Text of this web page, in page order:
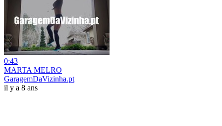
0:43
MARTA MELRO
GaragemDaVizinha.pt
il y a 8 ans